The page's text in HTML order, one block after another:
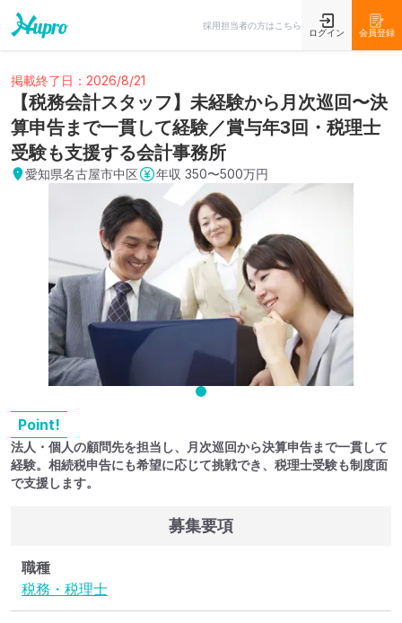
採用担当者の方はこちら
ログイン 会員登録
掲載終了日：2026/8/21
【税務会計スタッフ】未経験から月次巡回〜決
算申告まで一貫して経験／賞与年3回・税理士
受験も支援する会計事務所
愛知県名古屋市中区 年収 350〜500万円
Point!
法人・個人の顧問先を担当し、月次巡回から決算申告まで一貫して
経験。相続税申告にも希望に応じて挑戦でき、税理士受験も制度面
で支援します。
募集要項
職種
税務・税理士